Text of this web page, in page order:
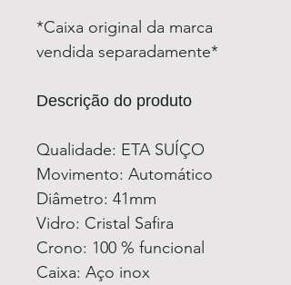
*Caixa original da marca
vendida separadamente*
Descrição do produto
Qualidade: ETA SUÍÇO
Movimento: Automático
Diâmetro: 41mm
Vidro: Cristal Safira
Crono: 100 % funcional
Caixa: Aço inox